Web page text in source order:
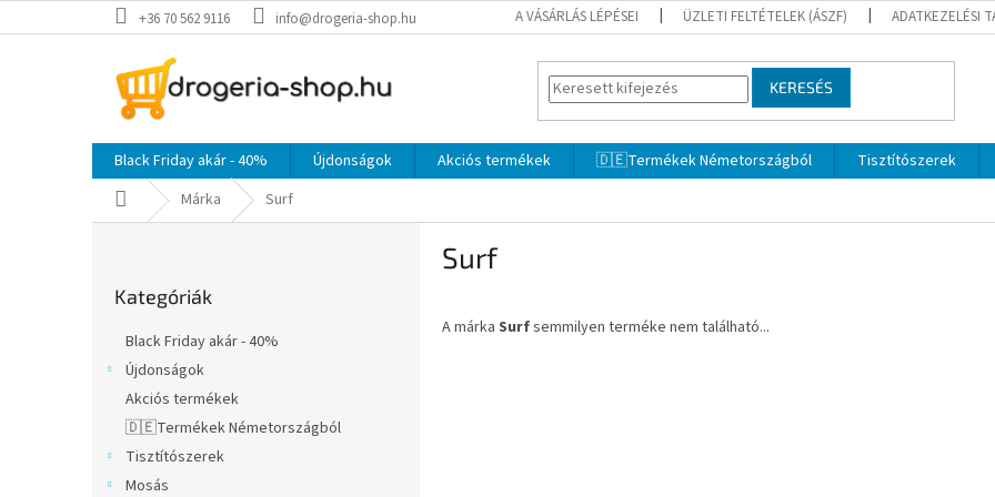
a
+36 70 562 9116 info@drogeria-shop.hu A VÁSÁRLÁS LÉPÉSEI ÜZLETI FELTÉTELEK (ÁSZF) ADATKEZELÉSI
KERESÉS
Black Friday akár - 40% Újdonságok Akciós termékek 🇩🇪Termékek Németországból Tisztítószerek
KezdőlapMárka Surf
átugrása
Kategóriák
Black Friday akár - 40%
Újdonságok
Akciós termékek
🇩🇪Termékek Németországból
Tisztítószerek
Mosás
Surf
A márka Surfsemmilyen terméke nem található...